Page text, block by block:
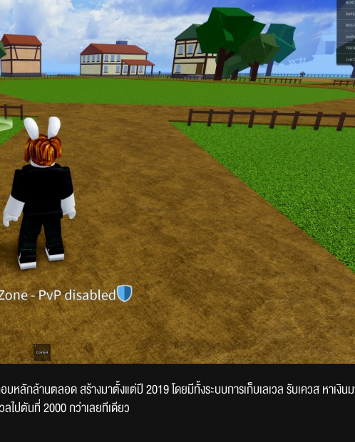
กล้านตลอด สร้างมาตั้งแต่ปี 2019 โดยมีทั้งระบบการเก็บเลเวล รับเควส หาเงิน
ไปตันที่ 2000 กว่าเลยทีเดียว